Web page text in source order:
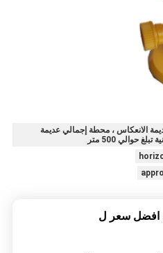
عديمة الانعكاس ، محطة إجمالي عديمة
حوالي 500 متر
افضل سعر ل